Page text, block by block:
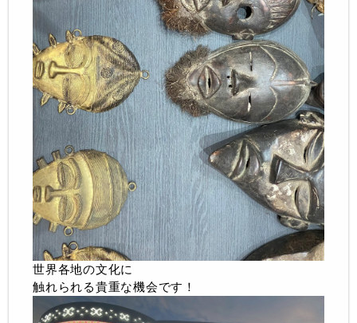
世界各地の文化に
触れられる貴重な機会です！